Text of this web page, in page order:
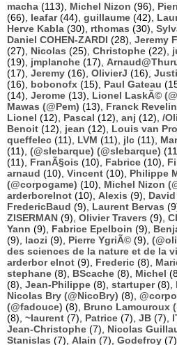
macha (113), Michel Nizon (96),
(66), leafar(44), guillaume (42),
Herve Kabla (30), rthomas (30),
Daniel COHEN-ZARDI (28), Jeremy
(27), Nicolas (25), Christophe (22),
(19), jmplanche (17),
(17), Jeremy (16), OlivierJ (16),
(16), bobonofx (15), Paul Gateau
(14), Jerome (13), Lionel LaskÃ©
Mawas (@Pem) (13), Franck
Lionel (12), Pascal (12), anj (12), /
Benoit (12), jean (12), Louis van
queffelec (11), LVM (11), jlc (11),
(11), (@slebarque) (@slebarque)
(11), FranÃ§ois (10), Fabrice (10),
arnaud (10), Vincent (10), Philippe
(@corpogame) (10), Michel Nizon
arderborelnot (10), Alexis (9), David
FredericBaud (9), Laurent Bervas
ZISERMAN (9), Olivier Travers (9),
Yann (9), Fabrice Epelboin (9),
(9), laozi (9), Pierre YgriÃ© (9),
des sciences de la nature et de la
arderbor elnot (9), Frederic (8),
stephane (8), BScache (8), Michel
(8), Jean-Philippe (8), startuper(8),
Nicolas Bry (@NicoBry) (8),
(@fadouce) (8), Bruno Lamouroux
(8), ~laurent (7), Patrice (7), JB (7),
Jean-Christophe (7), Nicolas
Stanislas (7), Alain (7), Godefroy (7),